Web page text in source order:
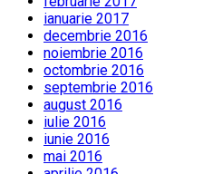
ianuarie 2017
decembrie 2016
noiembrie 2016
octombrie 2016
septembrie 2016
august 2016
iulie 2016
iunie 2016
mai 2016